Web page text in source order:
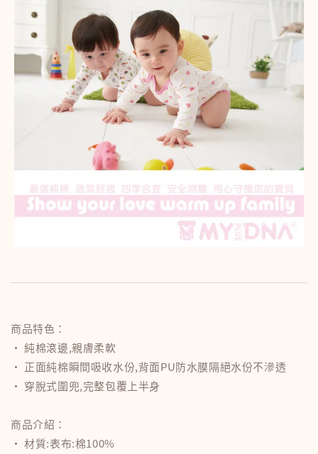
商品特色：
• 純棉滾邊,親膚柔軟
• 正面純棉瞬間吸收水份,背面PU防水膜隔絕水份不滲透
• 穿脫式圍兜,完整包覆上半身
商品介紹：
• 材質:表布:棉100%